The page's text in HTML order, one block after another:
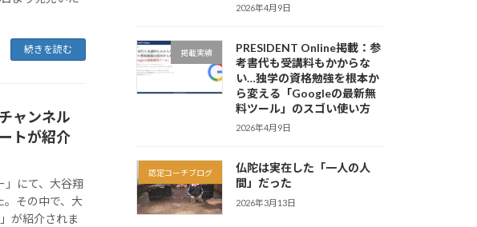
続きを読む
ャンネル
トが紹介
」にて、大谷翔
。その中で、大
が紹介されま
2026年4月9日
掲載実績
PRESIDENT Online掲載：参
考書代も受講料もかからな
い…独学の資格勉強を根本か
ら変える「Googleの最新無
料ツール」のスゴい使い方
2026年4月9日
認定コーチブログ
仏陀は実在した「一人の人
間」だった
2026年3月13日